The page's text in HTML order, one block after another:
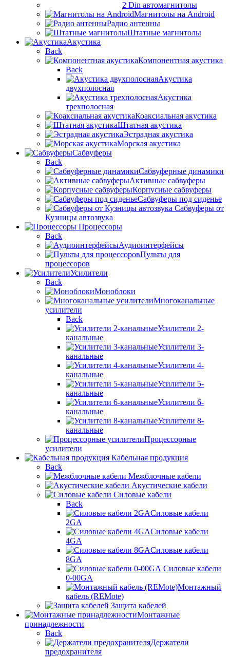
2 Din автомагнитолы
Магнитолы на Android
Радио антенны
Штатные магнитолы
Акустика
Back
Компонентная акустика
Back
Акустика
двухполосная
Акустика
трехполосная
Коаксиальная акустика
Штатная акустика
Эстрадная акустика
Морская акустика
Сабвуферы
Back
Сабвуферные динамики
Активные сабвуферы
Корпусные сабвуферы
Сабвуферы под сиденье
Сабвуферы от
Кузницы автозвука
Процессоры
Back
Аудиоинтерфейсы
Пульты для
процессоров
Усилители
Back
Моноблоки
Многоканальные
усилители
Back
Усилители 2-
канальные
Усилители 3-
канальные
Усилители 4-
канальные
Усилители 5-
канальные
Усилители 6-
канальные
Усилители 8-
канальные
Процессорные
усилители
Кабельная продукция
Back
Межблочные кабели
Акустические кабели
Силовые кабели
Back
Силовые кабели
2GA
Силовые кабели
4GA
Силовые кабели
8GA
Силовые кабели
0-00GA
Монтажный
кабель (REMote)
Защита кабелей
Монтажные
принадлежности
Back
Держатели
предохранителя